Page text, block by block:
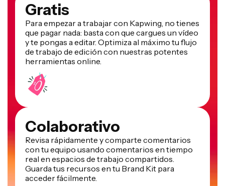
Gratis
Para empezar a trabajar con Kapwing, no tienes
que pagar nada: basta con que cargues un vídeo
y te pongas a editar. Optimiza al máximo tu flujo
de trabajo de edición con nuestras potentes
herramientas online.
Colaborativo
Revisa rápidamente y comparte comentarios
con tu equipo usando comentarios en tiempo
real en espacios de trabajo compartidos.
Guarda tus recursos en tu Brand Kit para
acceder fácilmente.